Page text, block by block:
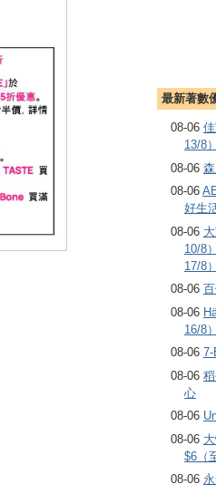
最新著數
08-06
13/8）
08-06
08-06
好生
08-06
10/8
17/8）
08-06
08-06
16/8）
08-06 7-
08-06
心
08-06
08-06
$6（
08-06